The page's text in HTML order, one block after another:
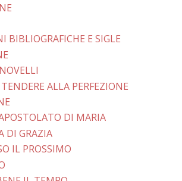
BIBLIOGRAFICHE E SIGLE
ALLA PERFEZIONE
DI MARIA
DI GRAZIA
IL PROSSIMO